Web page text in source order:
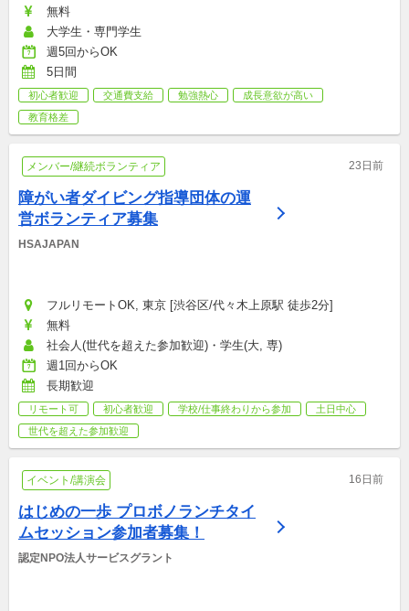
無料
大学生・専門学生
週5回からOK
5日間
初心者歓迎 交通費支給 勉強熱心
成長意欲が高い
教育格差
メンバー/継続ボランティア 23日前
障がい者ダイビング指導団体の運
営ボランティア募集
HSAJAPAN
フルリモートOK, 東京 [渋谷区/代々木上原駅 徒歩2分]
無料
社会人(世代を超えた参加歓迎)・学生(大, 専)
週1回からOK
長期歓迎
リモート可 初心者歓迎 学校/仕事終わりから参加
土日中心
世代を超えた参加歓迎
イベント/講演会 16日前
はじめの一歩 プロボノランチタイ
ムセッション参加者募集！
認定NPO法人サービスグラント